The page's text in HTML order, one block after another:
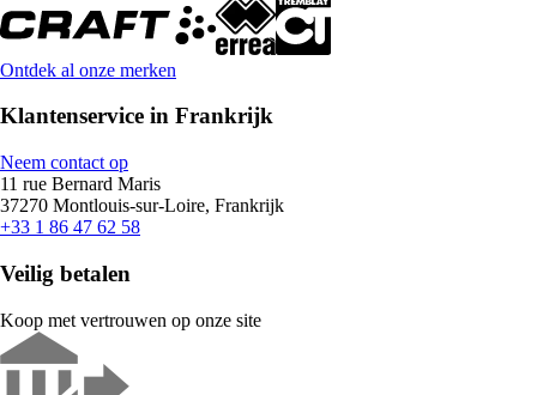
Ontdek al onze merken
Klantenservice in Frankrijk
Neem contact op
11 rue Bernard Maris
37270 Montlouis-sur-Loire, Frankrijk
+33 1 86 47 62 58
Veilig betalen
Koop met vertrouwen op onze site